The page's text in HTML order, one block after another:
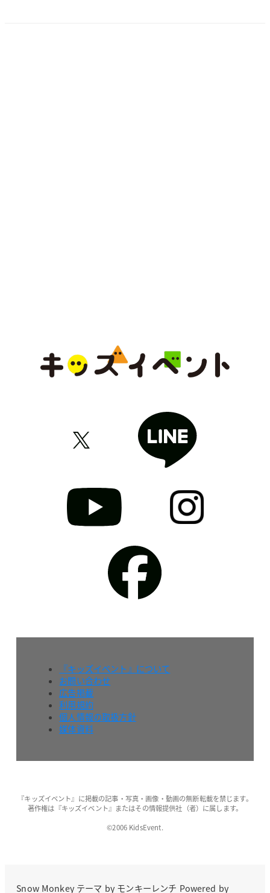
『キッズイベント』について
お問い合わせ
広告掲載
利用規約
個人情報の取扱方針
媒体資料
『キッズイベント』に掲載の記事・写真・画像・動画の無断転載を禁じます。
著作権は『キッズイベント』またはその情報提供社（者）に属します。
©2006 KidsEvent.
Snow Monkeyテーマ by モンキーレンチ Powered by